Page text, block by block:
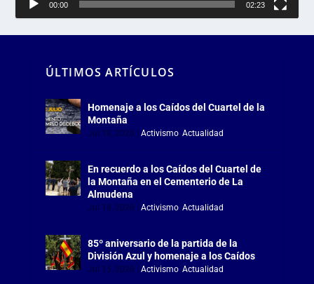
00:00 02:23
ÚLTIMOS ARTÍCULOS
Homenaje a los Caídos del Cuartel de la
Montaña
Jul 18, 2026 Activismo, Actualidad
En recuerdo a los Caídos del Cuartel de
la Montaña en el Cementerio de La
Almudena
Jul 18, 2026 Activismo, Actualidad
85º aniversario de la partida de la
División Azul y homenaje a los Caídos
Jul 15, 2026 Activismo, Actualidad